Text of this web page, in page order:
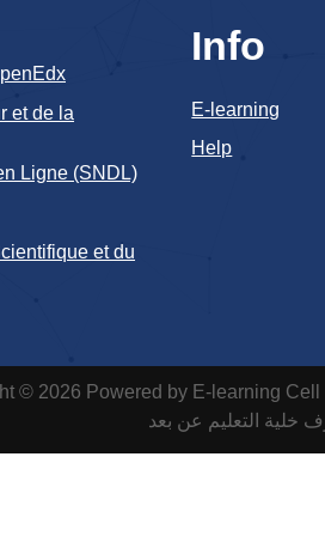
et de la
Ligne (SNDL)
et du
Info
E-learning
Help
© 2026 Powered by E-learning Cell